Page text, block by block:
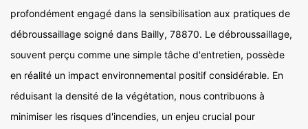
profondément engagé dans la sensibilisation aux pratiques de
débroussaillage soigné dans Bailly, 78870. Le débroussaillage,
souvent perçu comme une simple tâche d'entretien, possède
en réalité un impact environnemental positif considérable. En
réduisant la densité de la végétation, nous contribuons à
minimiser les risques d'incendies, un enjeu crucial pour